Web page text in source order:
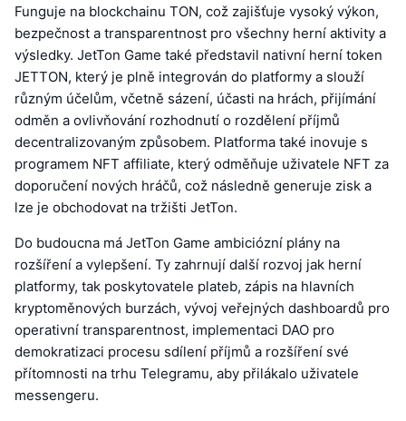
Funguje na blockchainu TON, což zajišťuje vysoký výkon,
bezpečnost a transparentnost pro všechny herní aktivity a
výsledky. JetTon Game také představil nativní herní token
JETTON, který je plně integrován do platformy a slouží
různým účelům, včetně sázení, účasti na hrách, přijímání
odměn a ovlivňování rozhodnutí o rozdělení příjmů
decentralizovaným způsobem. Platforma také inovuje s
programem NFT affiliate, který odměňuje uživatele NFT za
doporučení nových hráčů, což následně generuje zisk a
lze je obchodovat na tržišti JetTon.
Do budoucna má JetTon Game ambiciózní plány na
rozšíření a vylepšení. Ty zahrnují další rozvoj jak herní
platformy, tak poskytovatele plateb, zápis na hlavních
kryptoměnových burzách, vývoj veřejných dashboardů pro
operativní transparentnost, implementaci DAO pro
demokratizaci procesu sdílení příjmů a rozšíření své
přítomnosti na trhu Telegramu, aby přilákalo uživatele
messengeru.